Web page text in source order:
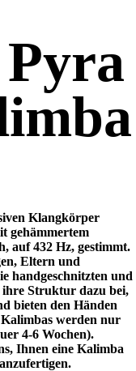
Klangkörper
gehämmertem
auf 432 Hz, gestimmt.
Eltern und
handgeschnitzten und
ihre Struktur dazu bei,
bieten den Händen
werden nur
4-6 Wochen).
Ihnen eine Kalimba